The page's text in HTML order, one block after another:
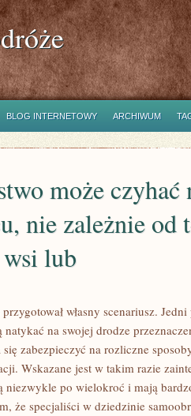
BLOG INTERNETOWY ARCHIWUM
może
nie zależnie od
lub
własny scenariusz.
natykać na swojej drodze
zabezpieczyć na rozliczne
Wskazane jest w takim razie
niezwykle po wielokroć i mają
że specjaliści w dziedzinie